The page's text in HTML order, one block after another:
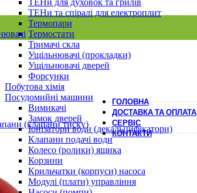
ТЕНи та спіралі для електроплит
Термопари
Термостати
Тримачі скла
Ущільнювачі (прокладки)
Ущільнювачі дверей
Форсунки
Побутова хімія
Посудомийні машини
Вимикачі
Замок дверей
Іонізатори води (декальцифікатори)
Клапани подачі води
Колесо (ролики) ящика
Корзини
Крильчатки (корпуси) насоса
Модулі (плати) управління
(клапани тиску)
ГОЛОВНА
ДОСТАВКА ТА ОПЛАТА
СЕРВІС
КОНТАКТИ